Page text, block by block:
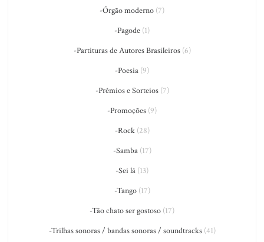
-Órgão moderno (7)
-Pagode (1)
-Partituras de Autores Brasileiros(6)
-Poesia (9)
-Prêmios e Sorteios(7)
-Promoções (9)
-Rock(28)
-Samba(17)
-Sei lá (13)
-Tango(17)
-Tão chato ser gostoso (17)
-Trilhas sonoras / bandas sonoras / soundtracks(41)